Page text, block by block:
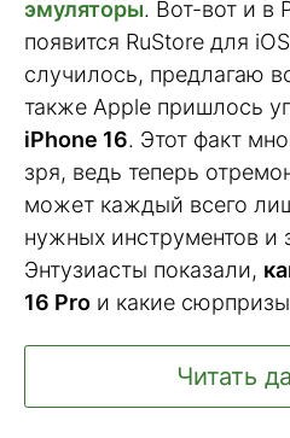
эмуляторы. Вот-вот и в
появится RuStore для
случилось, предлагаю
также Apple пришлось
iPhone 16. Этот факт
зря, ведь теперь
может каждый всего
нужных инструментов и
Энтузиасты показали,
16 Pro и какие
Читать